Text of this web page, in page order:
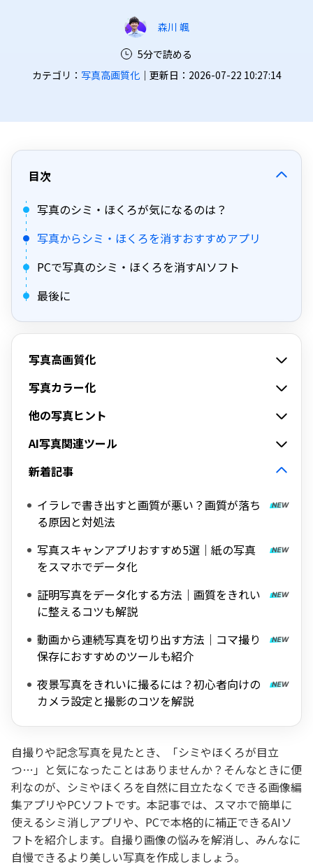
森川 颯
5分で読める
カテゴリ： 写真高画質化｜更新日：2026-07-22 10:27:14
目次
写真のシミ・ほくろが気になるのは？
写真からシミ・ほくろを消すおすすめアプリ
PCで写真のシミ・ほくろを消すAIソフト
最後に
写真高画質化
写真カラー化
他の写真ヒント
AI写真関連ツール
新着記事
イラレで書き出すと画質が悪い？画質が落ち
る原因と対処法
写真スキャンアプリおすすめ5選｜紙の写真
をスマホでデータ化
証明写真をデータ化する方法｜画質をきれい
に整えるコツも解説
動画から連続写真を切り出す方法｜コマ撮り
保存におすすめのツールも紹介
夜景写真をきれいに撮るには？初心者向けの
カメラ設定と撮影のコツを解説
自撮りや記念写真を見たとき、「シミやほくろが目立
つ…」と気になったことはありませんか？そんなときに便
利なのが、シミやほくろを自然に目立たなくできる画像編
集アプリやPCソフトです。本記事では、スマホで簡単に
使えるシミ消しアプリや、PCで本格的に補正できるAIソ
フトを紹介します。自撮り画像の悩みを解消し、みんなに
自慢できるより美しい写真を作成しましょう。